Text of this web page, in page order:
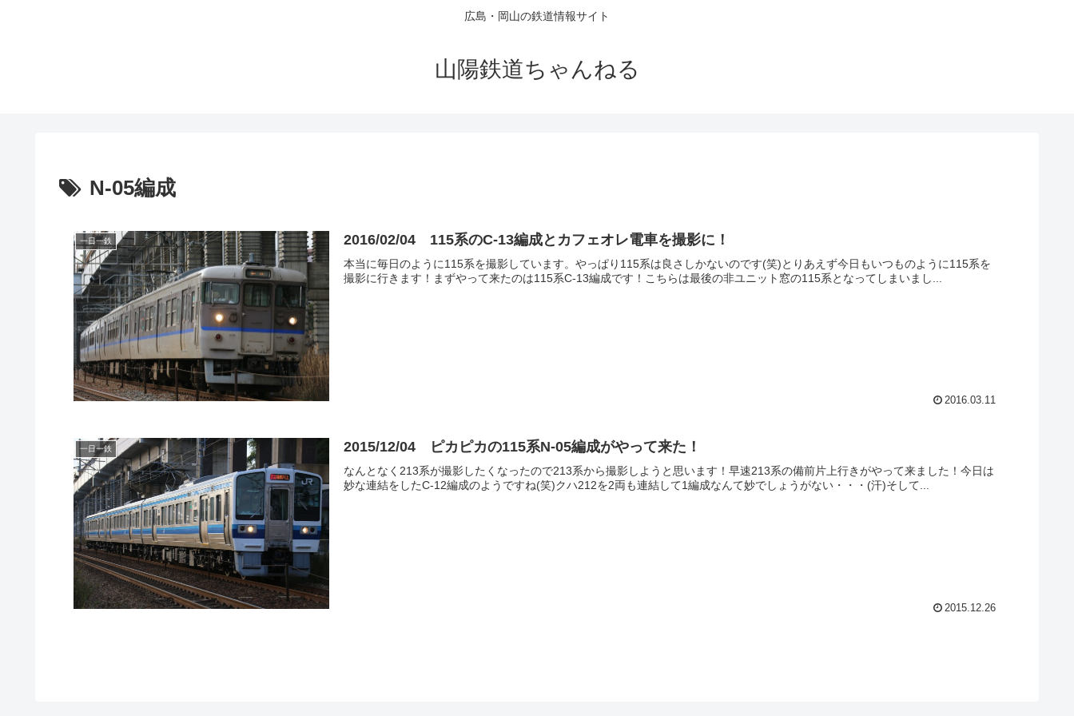
広島・岡山の鉄道情報サイト
山陽鉄道ちゃんねる
N-05編成
一日一鉄 2016/02/04 115系のC-13編成とカフェオレ電車を撮影に！
本当に毎日のように115系を撮影しています。やっぱり115系は良さしかないのです(笑)とりあえず今日もいつものように115系を
撮影に行きます！まずやって来たのは115系C-13編成です！こちらは最後の非ユニット窓の115系となってしまいまし...
2016.03.11
一日一鉄 2015/12/04 ピカピカの115系N-05編成がやって来た！
なんとなく213系が撮影したくなったので213系から撮影しようと思います！早速213系の備前片上行きがやって来ました！今日は
妙な連結をしたC-12編成のようですね(笑)クハ212を2両も連結して1編成なんて妙でしょうがない・・・(汗)そして...
2015.12.26